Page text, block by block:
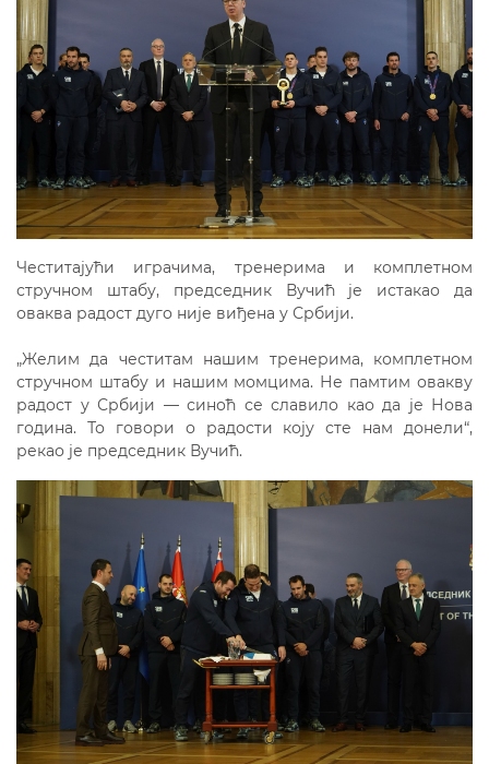
Честитајући играчима, тренерима и комплетном
стручном штабу, председник Вучић је истакао да
оваква радост дуго није виђена у Србији.
„Желим да честитам нашим тренерима, комплетном
стручном штабу и нашим момцима. Не памтим овакву
радост у Србији — синоћ се славило као да је Нова
година. То говори о радости коју сте нам донели“,
рекао је председник Вучић.